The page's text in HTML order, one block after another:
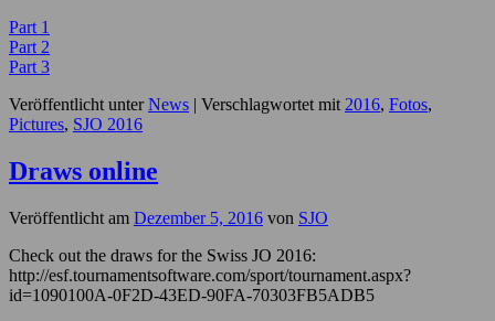
Part 1
Part 2
Part 3
Veröffentlicht unter News | Verschlagwortet mit 2016, Fotos,
Pictures, SJO 2016
Draws online
Veröffentlicht am Dezember 5, 2016 von SJO
Check out the draws for the Swiss JO 2016:
http://esf.tournamentsoftware.com/sport/tournament.aspx?
id=1090100A-0F2D-43ED-90FA-70303FB5ADB5